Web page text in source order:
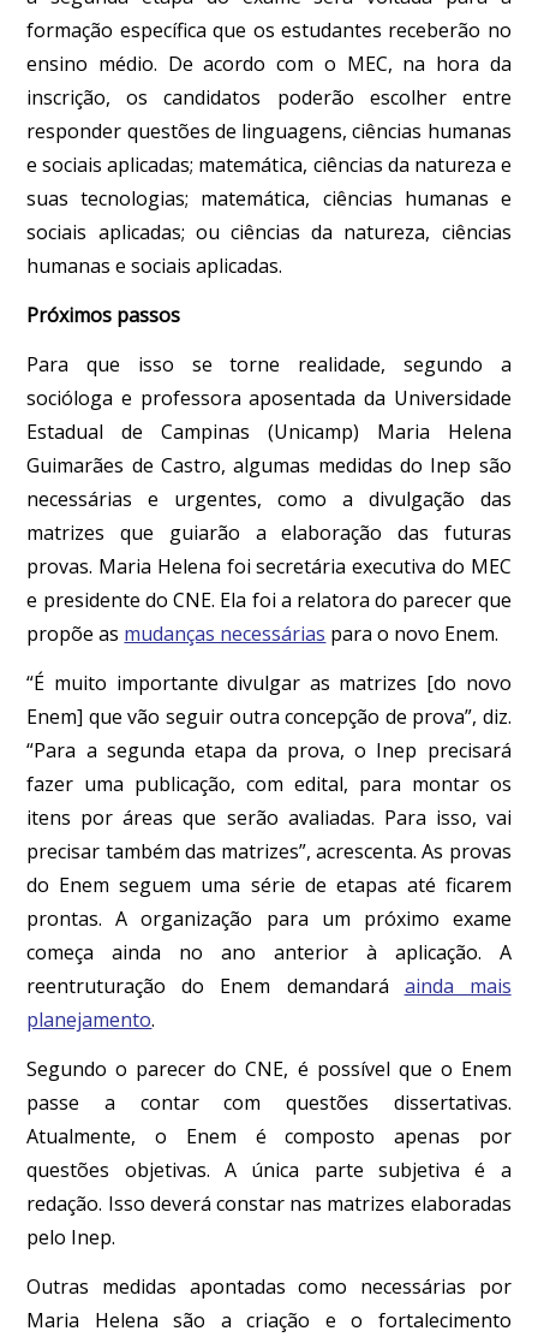
formação específica que os estudantes receberão no
ensino médio. De acordo com o MEC, na hora da
inscrição, os candidatos poderão escolher entre
responder questões de linguagens, ciências humanas
e sociais aplicadas; matemática, ciências da natureza e
suas tecnologias; matemática, ciências humanas e
sociais aplicadas; ou ciências da natureza, ciências
humanas e sociais aplicadas.
Próximos passos
Para que isso se torne realidade, segundo a
socióloga e professora aposentada da Universidade
Estadual de Campinas (Unicamp) Maria Helena
Guimarães de Castro, algumas medidas do Inep são
necessárias e urgentes, como a divulgação das
matrizes que guiarão a elaboração das futuras
provas. Maria Helena foi secretária executiva do MEC
e presidente do CNE. Ela foi a relatora do parecer que
propõe as mudanças necessárias para o novo Enem.
“É muito importante divulgar as matrizes [do novo
Enem] que vão seguir outra concepção de prova”, diz.
“Para a segunda etapa da prova, o Inep precisará
fazer uma publicação, com edital, para montar os
itens por áreas que serão avaliadas. Para isso, vai
precisar também das matrizes”, acrescenta. As provas
do Enem seguem uma série de etapas até ficarem
prontas. A organização para um próximo exame
começa ainda no ano anterior à aplicação. A
reentruturação do Enem demandará ainda mais
planejamento.
Segundo o parecer do CNE, é possível que o Enem
passe a contar com questões dissertativas.
Atualmente, o Enem é composto apenas por
questões objetivas. A única parte subjetiva é a
redação. Isso deverá constar nas matrizes elaboradas
pelo Inep.
Outras medidas apontadas como necessárias por
Maria Helena são a criação e o fortalecimento